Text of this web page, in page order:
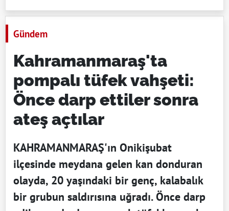
Gündem
Kahramanmaraş'ta
pompalı tüfek vahşeti:
Önce darp ettiler sonra
ateş açtılar
KAHRAMANMARAŞ'ın Onikişubat
ilçesinde meydana gelen kan donduran
olayda, 20 yaşındaki bir genç, kalabalık
bir grubun saldırısına uğradı. Önce darp